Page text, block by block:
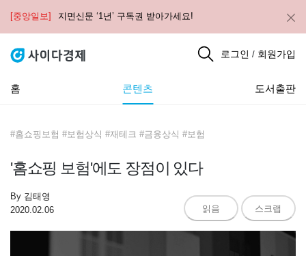
[중앙일보] 지면신문 ‘1년’ 구독권 받아가세요!
로그인 / 회원가입
홈 콘텐츠 도서출판
#홈쇼핑보험 #보험상식 #재테크 #금융상식 #보험
'홈쇼핑 보험'에도 장점이 있다
By 김태영
2020.02.06
읽음 스크랩